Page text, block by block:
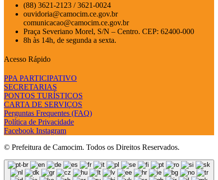
(88) 3621-2123 / 3621-0024
ouvidoria@camocim.ce.gov.br
comunicacao@camocim.ce.gov.br
Praça Severiano Morel, S/N – Centro. CEP: 62400-000
8h às 14h, de segunda a sexta.
Acesso Rápido
PPA PARTICIPATIVO
SECRETARIAS
PONTOS TURÍSTICOS
CARTA DE SERVIÇOS
Perguntas Frequentes (FAQ)
Política de Privacidade
Facebook Instagram
© Prefeitura de Camocim. Todos os Direitos Reservados.